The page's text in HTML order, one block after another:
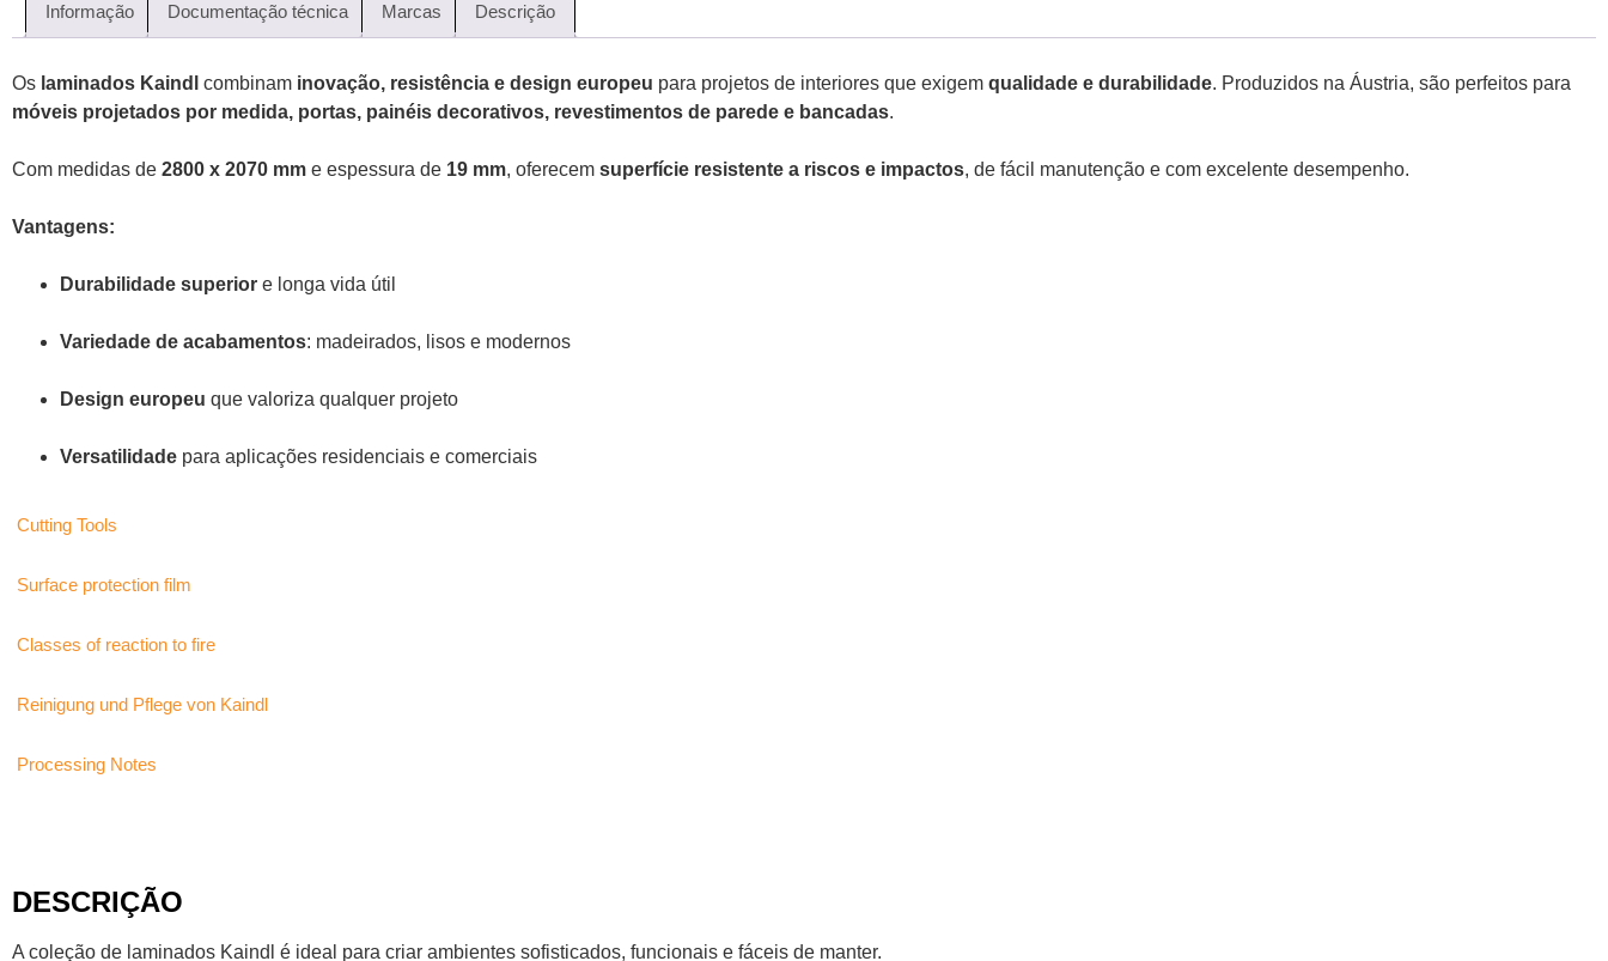
Informação Documentação técnica Marcas Descrição
Os laminados Kaindl combinam inovação, resistência e design europeu para projetos de interiores que exigem qualidade e durabilidade. Produzidos na Áustria, são perfeitos para
móveis projetados por medida, portas, painéis decorativos, revestimentos de parede e bancadas.
Com medidas de 2800 x 2070 mm e espessura de 19 mm, oferecem superfície resistente a riscos e impactos, de fácil manutenção e com excelente desempenho.
Vantagens:
Durabilidade superior e longa vida útil
Variedade de acabamentos: madeirados, lisos e modernos
Design europeu que valoriza qualquer projeto
Versatilidade para aplicações residenciais e comerciais
Cutting Tools
Surface protection film
Classes of reaction to fire
Reinigung und Pflege von Kaindl
Processing Notes
DESCRIÇÃO
A coleção de laminados Kaindl é ideal para criar ambientes sofisticados, funcionais e fáceis de manter.